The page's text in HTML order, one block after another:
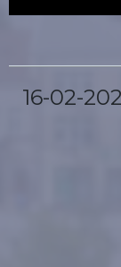
16-02-